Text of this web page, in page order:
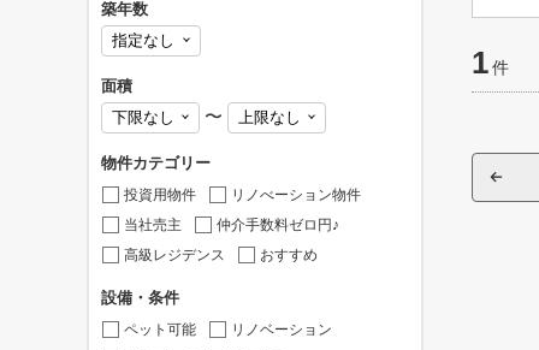
1件
築年数
面積
〜
物件カテゴリー
投資用物件
リノべーション物件
当社売主
仲介手数料ゼロ円♪
高級レジデンス
おすすめ
設備・条件
ペット可能
リノベーション